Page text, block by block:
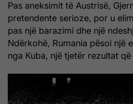
Pas aneksimit të Austrisë,
pretendente serioze, por u
pas një barazimi dhe një
Ndërkohë, Rumania pësoi një
nga Kuba, një tjetër rezultat